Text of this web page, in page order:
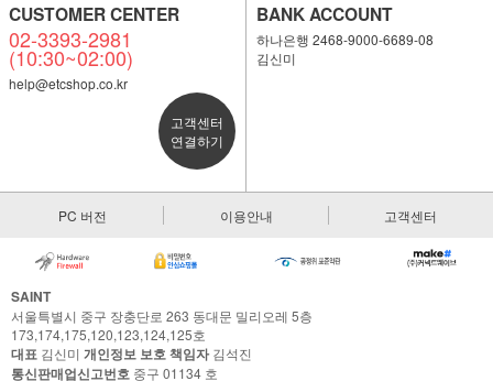
CUSTOMER CENTER
02-3393-2981
(10:30~02:00)
help@etcshop.co.kr
고객센터
연결하기
BANK ACCOUNT
하나은행 2468-9000-6689-08
김신미
PC 버전 이용안내 고객센터
SAINT
서울특별시 중구 장충단로 263 동대문 밀리오레 5층
173,174,175,120,123,124,125호
대표 김신미 개인정보 보호 책임자김석진
통신판매업신고번호 중구 01134 호